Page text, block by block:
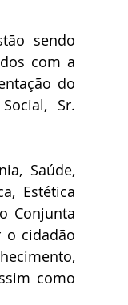
sendo
com a
do
Sr.
Saúde,
Estética
Conjunta
o cidadão
como